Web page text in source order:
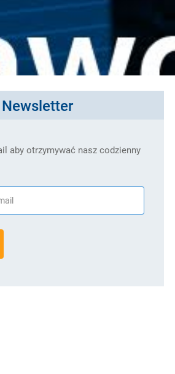
Newsletter
aby otrzymywać nasz codzienny